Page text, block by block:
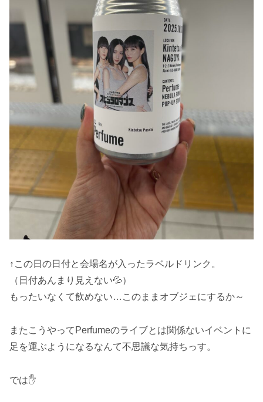
↑この日の日付と会場名が入ったラベルドリンク。
（日付あんまり見えない💦）
もったいなくて飲めない…このままオブジェにするか～
またこうやってPerfumeのライブとは関係ないイベントに
足を運ぶようになるなんて不思議な気持ちっす。
では✋